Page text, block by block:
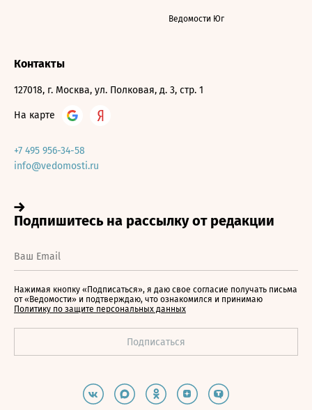
Ведомости Юг
Контакты
127018, г. Москва, ул. Полковая, д. 3, стр. 1
На карте
+7 495 956-34-58
info@vedomosti.ru
Нажимая кнопку «Подписаться», я даю свое согласие получать письма
от «Ведомости» и подтверждаю, что ознакомился и принимаю
Политику по защите персональных данных